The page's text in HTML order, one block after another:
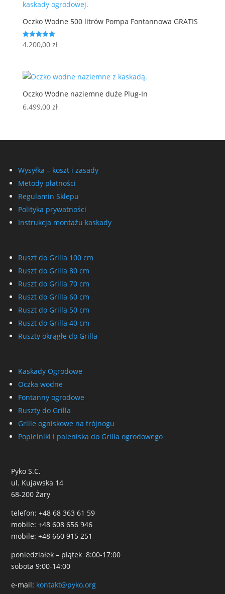
Oczko Wodne 500 litrów Pompa Fontannowa GRATIS
Oceniono
5.00
4.200,00 zł
Oczko Wodne naziemne duże Plug-In
6.499,00 zł
Wysyłka – koszt i zasady
Metody płatności
Regulamin Sklepu
Polityka prywatności
Instrukcja montażu kaskady
Ruszt do Grilla 100 cm
Ruszt do Grilla 80 cm
Ruszt do Grilla 70 cm
Ruszt do Grilla 60 cm
Ruszt do Grilla 50 cm
Ruszt do Grilla 40 cm
Ruszty okrągłe do Grilla
Kaskady Ogrodowe
Oczka wodne
Fontanny ogrodowe
Ruszty do Grilla
Grille ogniskowe na trójnogu
Popielniki i paleniska do Grilla ogrodowego
Pyko S.C.
ul. Kujawska 14
68-200 Żary
telefon: +48 68 363 61 59
mobile: +48 608 656 946
mobile: +48 660 915 251
poniedziałek – piątek 8:00-17:00
sobota 9:00-14:00
e-mail: kontakt@pyko.org